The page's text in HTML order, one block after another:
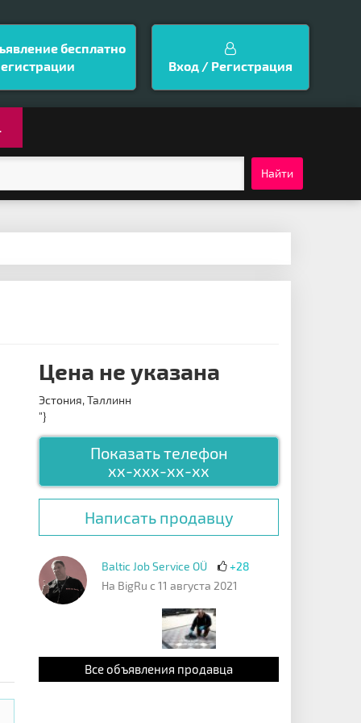
бесплатно
Вход / Регистрация
Найти
Цена не указана
Эстония, Таллинн
"}
Показать телефон
xx-xxx-xx-xx
Написать продавцу
Baltic Job Service OÜ
+28
На BigRu с 11 августа 2021
Все объявления продавца